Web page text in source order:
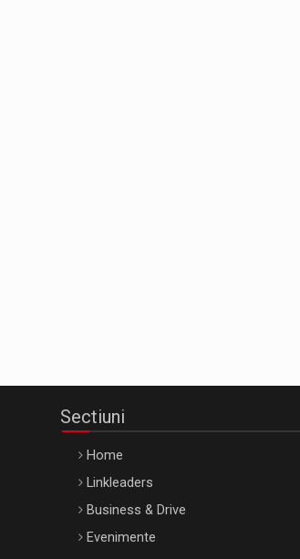
Sectiuni
Home
Linkleaders
Business & Drive
Evenimente